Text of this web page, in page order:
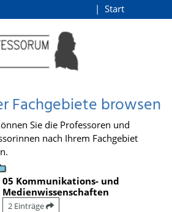
Start
Fachgebiete browsen
Sie die Professoren und
nach Ihrem Fachgebiet
05 Kommunikations- und
Medienwissenschaften
2 Einträge